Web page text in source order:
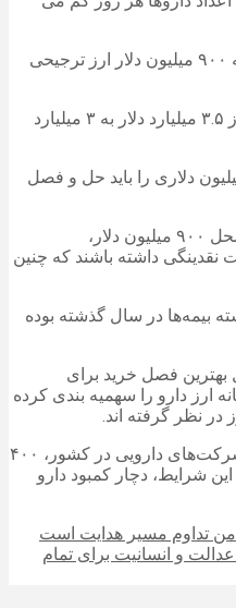
وی افزود: در طول چهار ماه گذشته ۹۰۰ میلیون دلار ارز ترجیحی
خیرآبادی گفت: سهمیه امسال هم از ۳.۵ میلیارد دلار به ۳ میلیارد
دولت این اختلاف ۹۰۰ میلیون دلاری را باید حل و فصل
خیرآبادی گفت: برای خرید دارو از محل ۹۰۰ میلیون دلار،
داروسازی باید ۱۰۵ همت نقدینگی داشته باشند که چنین
زیان انباشته بیمه‌ها در سال گذشته بوده
بهترین فصل خرید برای
دارو را سهمیه بندی کرده
وی افزود: زمان برگشت سرمایه شرکت‌های دارویی در کشور، ۴۰۰
شرایط، دچار کمبود دارو
تداوم مسیر هدایت است
و انسانیت برای تمام